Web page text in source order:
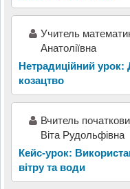
Учитель
Анатоліївна
Нетрадиційний урок:
козацтво
Вчитель
Віта Рудольфівна
Кейс-урок:
вітру та води